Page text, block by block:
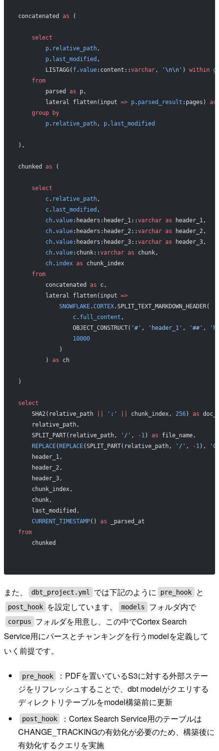
concatenated as (
    select
        p
. relative_path,
        p
. last_modified ,
        LISTAGG(
f.value:content::varchar, '\n\n' ) within
    from
        parsed
as p,
        lateral flatten(input
=> p. parsed_result :pages) as
    group by
        p
. relative_path, p. last_modified
),
chunked as (
    select
        c
. relative_path,
        c
. last_modified ,
        ch
.value:headers:header_1::varchar as header_1,
        ch
.value:headers:header_2::varchar as header_2,
        ch
.value:headers:header_3::varchar as header_3,
        ch
.value:chunk::varchar as chunk,
        ch
. index as chunk_index
    from
        concatenated
as c,
        lateral flatten(input
=>
            SNOWFLAKE
.CORTEX.SPLIT_TEXT_MARKDOWN_HEADER(
                c
. full_content ,
                OBJECT_CONSTRUCT(
'#' , 'header_1' , '##' ,
                10000
            )
        )
as ch
)
select
    SHA2(relative_path
':' chunk_index, 256) as
    relative_path,
    SPLIT_PART(relative_path,
'/' , -1) as file_name,
    REPLACE
( REPLACE(SPLIT_PART(relative_path, '/' , -1),
    header_1,
    header_2,
    header_3,
    chunk_index,
    chunk,
    last_modified,
    CURRENT_TIMESTAMP
() as _parsed_at
from
    chunked
また、 dbt_project.yml では下記のように pre_hook と
post_hook を設定しています。 models フォルダ内で
corpus
フォルダを用意し、この中でCortex Search
Service用にパースとチャンキングを行うmodelを定義して
いく前提です。
pre_hook
：PDFを置いているS3に対する外部ステー
ジをリフレッシュすることで、dbt modelがクエリする
ディレクトリテーブルをmodel構築前に更新
post_hook
：Cortex Search Service用のテーブルは
CHANGE_TRACKINGの有効化が必要のため、構築後に
有効化するクエリを実施